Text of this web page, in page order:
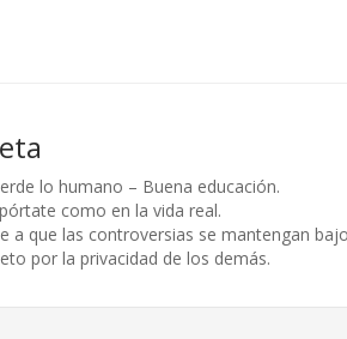
lo humano – Buena educación.
como en la vida real.
a que las controversias se mantengan
por la privacidad de los demás.